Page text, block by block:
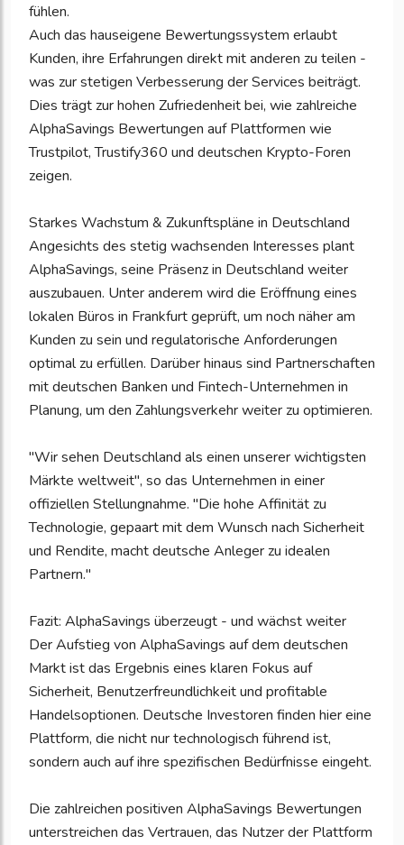
fühlen.
Auch das hauseigene Bewertungssystem erlaubt
Kunden, ihre Erfahrungen direkt mit anderen zu teilen -
was zur stetigen Verbesserung der Services beiträgt.
Dies trägt zur hohen Zufriedenheit bei, wie zahlreiche
AlphaSavings Bewertungen auf Plattformen wie
Trustpilot, Trustify360 und deutschen Krypto-Foren
zeigen.
Starkes Wachstum & Zukunftspläne in Deutschland
Angesichts des stetig wachsenden Interesses plant
AlphaSavings, seine Präsenz in Deutschland weiter
auszubauen. Unter anderem wird die Eröffnung eines
lokalen Büros in Frankfurt geprüft, um noch näher am
Kunden zu sein und regulatorische Anforderungen
optimal zu erfüllen. Darüber hinaus sind Partnerschaften
mit deutschen Banken und Fintech-Unternehmen in
Planung, um den Zahlungsverkehr weiter zu optimieren.
"Wir sehen Deutschland als einen unserer wichtigsten
Märkte weltweit", so das Unternehmen in einer
offiziellen Stellungnahme. "Die hohe Affinität zu
Technologie, gepaart mit dem Wunsch nach Sicherheit
und Rendite, macht deutsche Anleger zu idealen
Partnern."
Fazit: AlphaSavings überzeugt - und wächst weiter
Der Aufstieg von AlphaSavings auf dem deutschen
Markt ist das Ergebnis eines klaren Fokus auf
Sicherheit, Benutzerfreundlichkeit und profitable
Handelsoptionen. Deutsche Investoren finden hier eine
Plattform, die nicht nur technologisch führend ist,
sondern auch auf ihre spezifischen Bedürfnisse eingeht.
Die zahlreichen positiven AlphaSavings Bewertungen
unterstreichen das Vertrauen, das Nutzer der Plattform